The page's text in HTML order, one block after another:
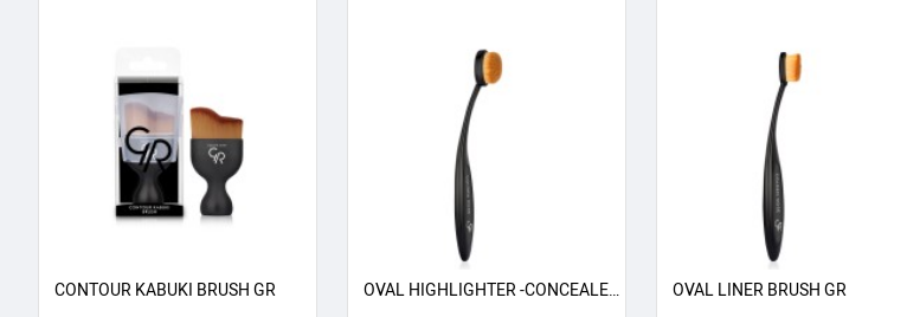
ΠΡΟΣΦΟΡΑ -50%
CONTOUR KABUKI BRUSH GR ΠΡΟΣΦΟΡΑ -50% OVAL HIGHLIGHTER -CONCEALER - CONTOUR BRUSH GR ΠΡΟΣΦΟΡΑ -50%
OVAL LINER BRUSH GR